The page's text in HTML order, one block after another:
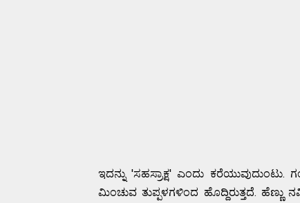
ಇದನ್ನು 'ಸಹಸ್ರಾಕ್ಷ' ಎಂದು
ಮಿಂಚುವ ತುಪ್ಪಳಗಳಿಂದ ಹೊದ್ದಿರುತ್ತದೆ. ಹೆಣ್ಣು